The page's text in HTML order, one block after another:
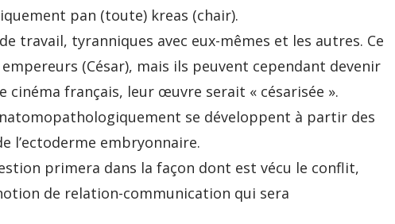
pan (toute) kreas (chair).
travail, tyranniques avec eux-mêmes et les autres. Ce
(César), mais ils peuvent cependant devenir
cinéma français, leur œuvre serait « césarisée ».
se développent à partir des
l’ectoderme embryonnaire.
primera dans la façon dont est vécu le conflit,
de relation-communication qui sera